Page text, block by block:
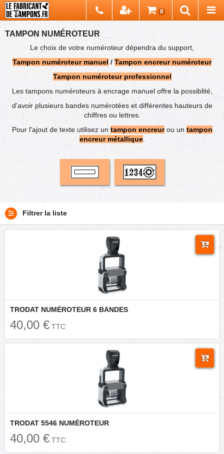
TAMPON NUMÉROTEUR
Le choix de votre numéroteur dépendra du support,
Tampon numéroteur manuel / Tampon encreur numéroteur
Tampon numéroteur professionnel
Les tampons numéroteurs à encrage manuel offre la possiblité,
d'avoir plusieurs bandes numérotées et différentes hauteurs de
chiffres ou lettres.
Pour l'ajout de texte utilisez un tampon encreurou un tampon
encreur métallique.
Filtrer la liste
TRODAT NUMÉROTEUR 6 BANDES
40,00 € TTC
TRODAT 5546 NUMÉROTEUR
40,00 € TTC
0
Chercher